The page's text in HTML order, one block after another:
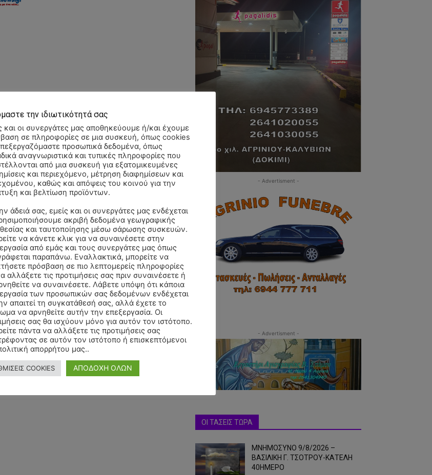
- Advertisment -
- Advertisment -
ΟΙ ΤΑΣΕΙΣ ΤΩΡΑ
ΜΝΗΜΟΣΥΝΟ 9/8/2026 –
ΒΑΣΙΛΙΚΗ Γ. ΤΣΟΤΡΟΥ-ΚΑΤΕΛΗ
40ΗΜΕΡΟ
την ιδιωτικότητά σας
και οι συνεργάτες μας αποθηκεύουμε ή/και έχουμε
σε πληροφορίες σε μια συσκευή, όπως cookies
προσωπικά δεδομένα, όπως
αναγνωριστικά και τυπικές πληροφορίες που
από μια συσκευή για εξατομικευμένες
και περιεχόμενο, μέτρηση διαφημίσεων και
καθώς και απόψεις του κοινού για την
και βελτίωση προϊόντων.
άδειά σας, εμείς και οι συνεργάτες μας ενδέχεται
ακριβή δεδομένα γεωγραφικής
και ταυτοποίησης μέσω σάρωσης συσκευών.
να κάνετε κλικ για να συναινέσετε στην
από εμάς και τους συνεργάτες μας όπως
παραπάνω. Εναλλακτικά, μπορείτε να
πρόσβαση σε πιο λεπτομερείς πληροφορίες
αλλάξετε τις προτιμήσεις σας πριν συναινέσετε ή
να συναινέσετε. Λάβετε υπόψη ότι κάποια
των προσωπικών σας δεδομένων ενδέχεται
απαιτεί τη συγκατάθεσή σας, αλλά έχετε το
να αρνηθείτε αυτήν την επεξεργασία. Οι
σας θα ισχύουν μόνο για αυτόν τον ιστότοπο.
πάντα να αλλάξετε τις προτιμήσεις σας
σε αυτόν τον ιστότοπο ή επισκεπτόμενοι
απορρήτου μας..
COOKIES ΑΠΟΔΟΧΗ ΟΛΩΝ